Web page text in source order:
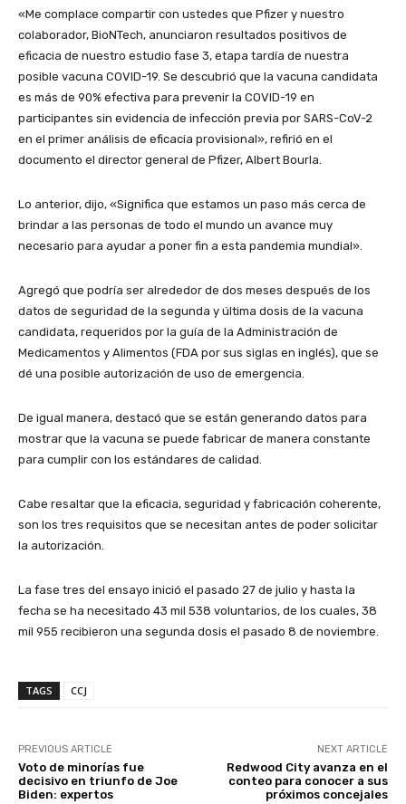
«Me complace compartir con ustedes que Pfizer y nuestro
colaborador, BioNTech, anunciaron resultados positivos de
eficacia de nuestro estudio fase 3, etapa tardía de nuestra
posible vacuna COVID-19. Se descubrió que la vacuna candidata
es más de 90% efectiva para prevenir la COVID-19 en
participantes sin evidencia de infección previa por SARS-CoV-2
en el primer análisis de eficacia provisional», refirió en el
documento el director general de Pfizer, Albert Bourla.
Lo anterior, dijo, «Significa que estamos un paso más cerca de
brindar a las personas de todo el mundo un avance muy
necesario para ayudar a poner fin a esta pandemia mundial».
Agregó que podría ser alrededor de dos meses después de los
datos de seguridad de la segunda y última dosis de la vacuna
candidata, requeridos por la guía de la Administración de
Medicamentos y Alimentos (FDA por sus siglas en inglés), que se
dé una posible autorización de uso de emergencia.
De igual manera, destacó que se están generando datos para
mostrar que la vacuna se puede fabricar de manera constante
para cumplir con los estándares de calidad.
Cabe resaltar que la eficacia, seguridad y fabricación coherente,
son los tres requisitos que se necesitan antes de poder solicitar
la autorización.
La fase tres del ensayo inició el pasado 27 de julio y hasta la
fecha se ha necesitado 43 mil 538 voluntarios, de los cuales, 38
mil 955 recibieron una segunda dosis el pasado 8 de noviembre.
TAGS CCJ
PREVIOUS ARTICLE
Voto de minorías fue
decisivo en triunfo de Joe
Biden: expertos
NEXT ARTICLE
Redwood City avanza en el
conteo para conocer a sus
próximos concejales